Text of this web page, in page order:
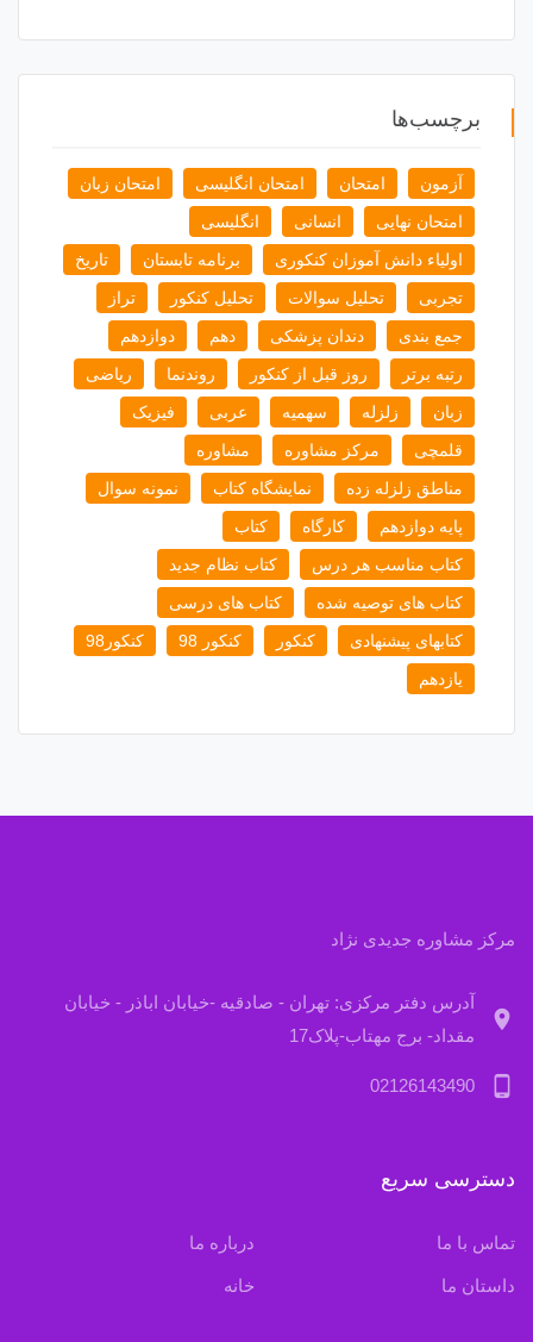
برچسب‌ها
آزمون امتحان امتحان انگلیسی
امتحان زبان
امتحان نهایی
انسانی
انگلیسی
اولیاء دانش آموزان کنکوری
برنامه تابستان
تاریخ
تجربی
تحلیل سوالات تحلیل کنکور
تراز
جمع بندی
دندان پزشکی دهم
دوازدهم
رتبه برتر
روز قبل از کنکور روندنما
ریاضی
زبان
زلزله سهمیه عربی
فیزیک
قلمچی
مرکز مشاوره
مشاوره
مناطق زلزله زده
نمایشگاه کتاب
نمونه سوال
پایه دوازدهم
کارگاه
کتاب
کتاب مناسب هر درس
کتاب نظام جدید
کتاب های توصیه شده
کتاب های درسی
کتابهای پیشنهادی
کنکور کنکور 98
کنکور98
یازدهم
مرکز مشاوره جدیدی نژاد
location_on
آدرس دفتر مرکزی: تهران - صادقیه -خیابان اباذر - خیابان
مقداد- برج مهتاب-پلاک17
phone_android
02126143490
دسترسی سریع
تماس با ما درباره ما
داستان ما خانه